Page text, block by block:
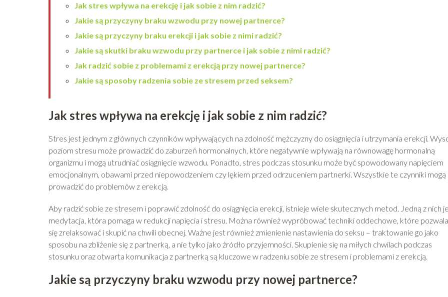
Jak stres wpływa na erekcję i jak sobie z nim radzić?
Jakie są przyczyny braku wzwodu przy nowej partnerce?
Jakie są przyczyny braku erekcji i jak sobie z nimi radzić?
Jakie są skutki braku wzwodu przy partnerce i jak sobie z nimi radzić?
Jak radzić sobie z problemami z erekcją przy nowej partnerce?
Jakie są sposoby radzenia sobie ze stresem przed seksem?
Jak stres wpływa na erekcję i jak sobie z nim radzić?
Stres jest jednym z głównych czynników wpływających na zdolność mężczyzny do osiągnięcia i utrzymania erekcji.
poziom stresu może prowadzić do zaburzeń hormonalnych, które negatywnie wpływają na równowagę hormonalną
organizmu i mogą utrudniać osiągnięcie wzwodu. Ponadto, stres podczas stosunku może być spowodowany napięciem
emocjonalnym, obawami przed niepowodzeniem czy lękiem przed odrzuceniem partnerki. Wszystkie te czynniki mogą
prowadzić do problemów z erekcją.
Aby radzić sobie ze stresem i poprawić zdolność do osiągnięcia erekcji, istnieje wiele skutecznych metod. Jedną z nich
medytacja, która pomaga w redukcji napięcia i stresu. Można również wypróbować techniki oddechowe, które
się zrelaksować i skupić na chwili obecnej. Ważne jest również zmienienie nastawienia do seksu – traktowanie go jako
sposobu na zbliżenie się z partnerką, a nie tylko jako źródło przyjemności. Skupienie się na miłych chwilach podczas
stosunku oraz otwarta komunikacja z partnerką są kluczowe w radzeniu sobie ze stresem i problemami z erekcją.
Jakie są przyczyny braku wzwodu przy nowej partnerce?